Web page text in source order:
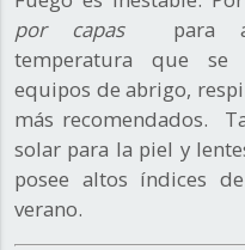
por capaspara
temperatura que
equipos de abrigo,
más recomendados.
solar para la piel y
posee altos índices
verano.